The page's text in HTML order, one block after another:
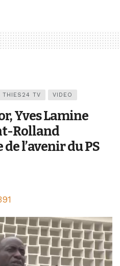
THIES24 TV VIDEO
Yves Lamine
Rolland
l’avenir du PS